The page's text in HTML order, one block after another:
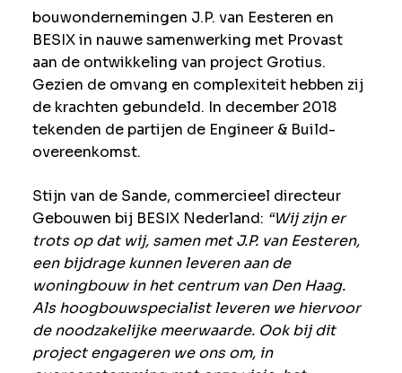
bouwondernemingen J.P. van Eesteren en
BESIX in nauwe samenwerking met Provast
aan de ontwikkeling van project Grotius.
Gezien de omvang en complexiteit hebben zij
de krachten gebundeld. In december 2018
tekenden de partijen de Engineer & Build-
overeenkomst.
Stijn van de Sande, commercieel directeur
Gebouwen bij BESIX Nederland: “Wij zijn er
trots op dat wij, samen met J.P. van Eesteren,
een bijdrage kunnen leveren aan de
woningbouw in het centrum van Den Haag.
Als hoogbouwspecialist leveren we hiervoor
de noodzakelijke meerwaarde. Ook bij dit
project engageren we ons om, in